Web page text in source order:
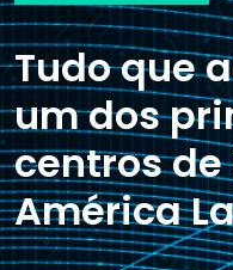
Tudo que
um dos
centros
América